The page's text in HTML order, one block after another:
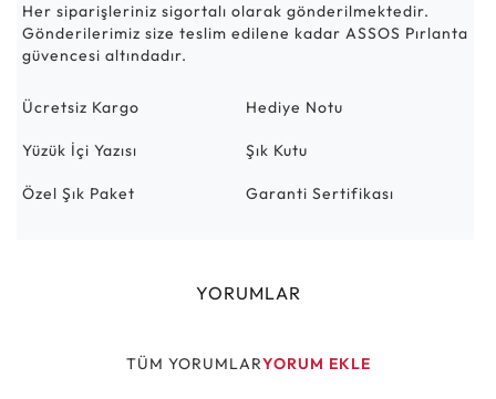
Her siparişleriniz sigortalı olarak gönderilmektedir.
Gönderilerimiz size teslim edilene kadar ASSOS Pırlanta
güvencesi altındadır.
Ücretsiz Kargo Hediye Notu
Yüzük İçi Yazısı Şık Kutu
Özel Şık Paket Garanti Sertifikası
YORUMLAR
TÜM YORUMLARYORUM EKLE